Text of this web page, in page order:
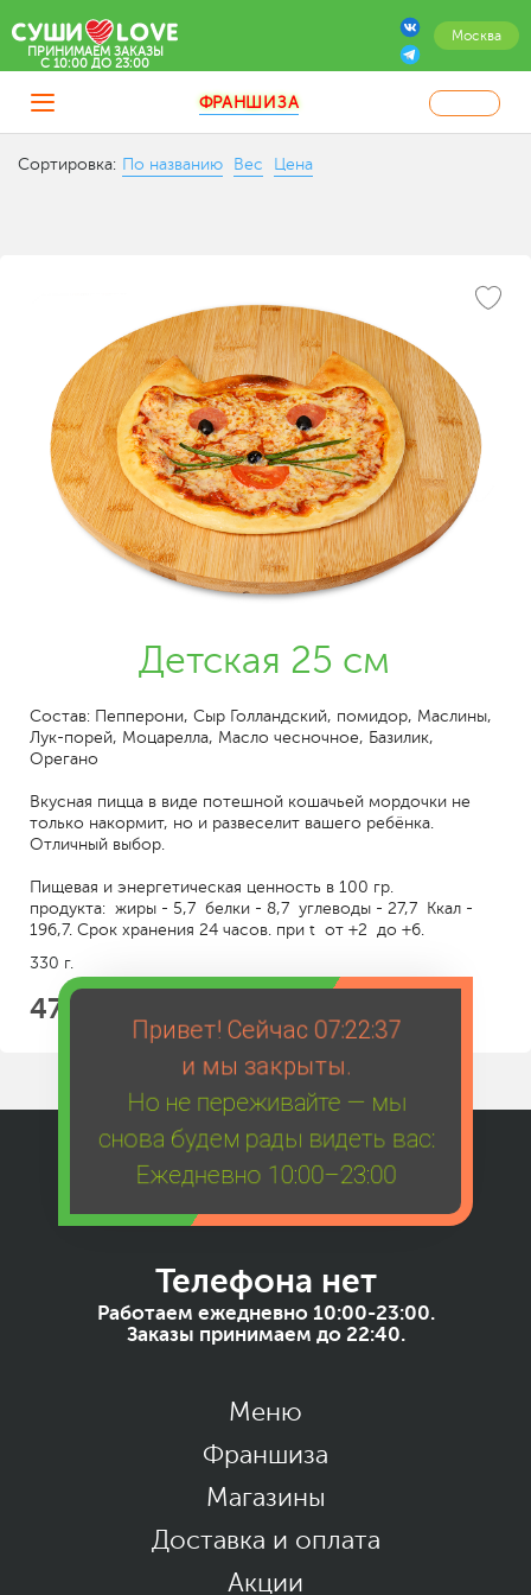
Привет! Сейчас 07:22:37
и мы закрыты.
Но не переживайте — мы
снова будем рады видеть вас:
Ежедневно 10:00–23:00
Москва
ПРИНИМАЕМ ЗАКАЗЫ
C 10:00 ДО 23:00
ФРАНШИЗА
Сортировка: По названию Вес Цена
Детская 25 см
Состав: Пепперони, Сыр Голландский, помидор, Маслины,
Лук-порей, Моцарелла, Масло чесночное, Базилик,
Орегано
Вкусная пицца в виде потешной кошачьей мордочки не
только накормит, но и развеселит вашего ребёнка.
Отличный выбор.
Пищевая и энергетическая ценность в 100 гр.
продукта: жиры - 5,7 белки - 8,7 углеводы - 27,7 Ккал -
196,7. Срок хранения 24 часов. при t от +2 до +6.
330 г.
479
Телефона нет
Работаем ежедневно 10:00-23:00.
Заказы принимаем до 22:40.
Меню
Франшиза
Магазины
Доставка и оплата
Акции